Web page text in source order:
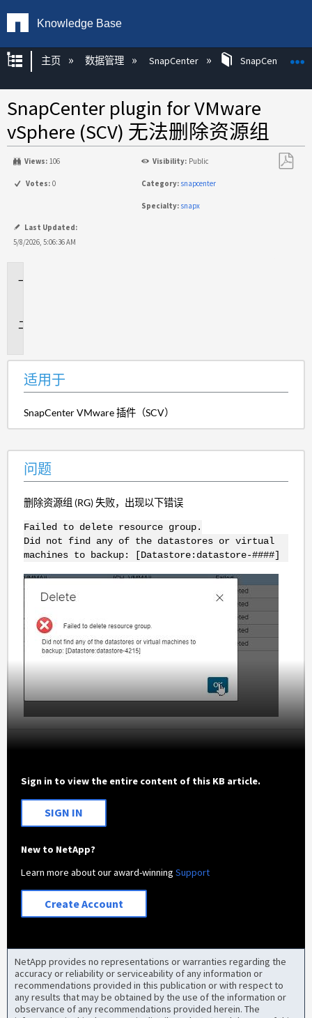
Knowledge Base
扩展/隐缩全局层次
主页 数据管理 SnapCenter SnapCenter知
SnapCenter plugin for VMware
vSphere (SCV) 无法删除资源组
Views: 106 Visibility: Public
Votes: 0 Category: snapcenter
Specialty: snapx
Last Updated:
5/8/2026, 5:06:36 AM
适用于
SnapCenter VMware 插件（SCV）
问题
删除资源组 (RG) 失败，出现以下错误
Failed to delete resource group.
Did not find any of the datastores or virtual
machines to backup: [Datastore:datastore-####]
Sign in to view the entire content of this KB article.
SIGN IN
New to NetApp?
Learn more about our award-winningSupport
Create Account
NetApp provides no representations or warranties regarding the
accuracy or reliability or serviceability of any information or
recommendations provided in this publication or with respect to
any results that may be obtained by the use of the information or
observance of any recommendations provided herein. The